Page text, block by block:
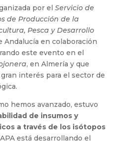
por el Servicio de
de Producción de la
Pesca y Desarrollo
Andalucía en colaboración
este evento en el
, en Almería y que
interés para el sector de
hemos avanzado, estuvo
de insumos y
a través de los isótopos
está desarrollando el